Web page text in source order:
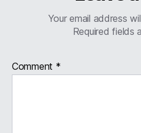
Your email address
Required fields
Comment *